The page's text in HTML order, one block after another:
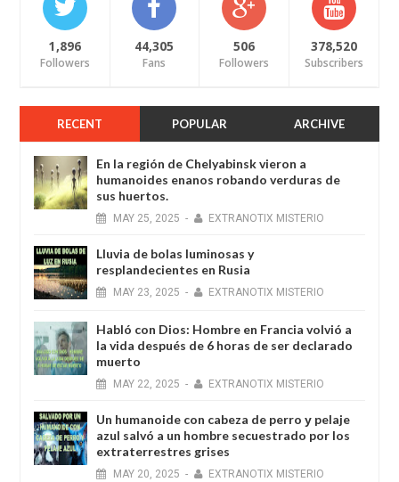
1,896
Followers
44,305
Fans
506
Followers
378,520
Subscribers
RECENT POPULAR ARCHIVE
En la región de Chelyabinsk vieron a
humanoides enanos robando verduras de
sus huertos.
MAY 25, 2025 - EXTRANOTIX MISTERIO
Lluvia de bolas luminosas y
resplandecientes en Rusia
MAY 23, 2025 - EXTRANOTIX MISTERIO
Habló con Dios: Hombre en Francia volvió a
la vida después de 6 horas de ser declarado
muerto
MAY 22, 2025 - EXTRANOTIX MISTERIO
Un humanoide con cabeza de perro у pelaje
azul salvó a un hombre secuestrado por los
extraterrestres grises
MAY 20, 2025 - EXTRANOTIX MISTERIO